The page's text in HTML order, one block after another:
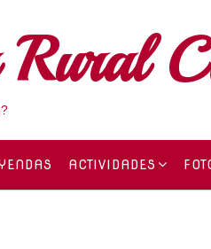
ACTIVIDADES